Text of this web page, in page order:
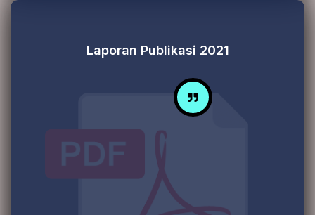
Laporan Publikasi 2021